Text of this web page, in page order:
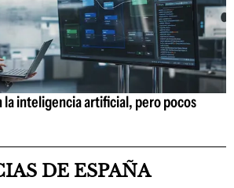
la inteligencia artificial, pero pocos
DE ESPAÑA